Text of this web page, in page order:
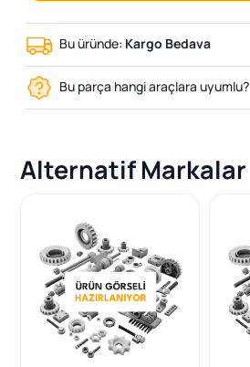
Bu üründe: Kargo Bedava
Bu parça hangi araçlara uyumlu?
Alternatif Markalar